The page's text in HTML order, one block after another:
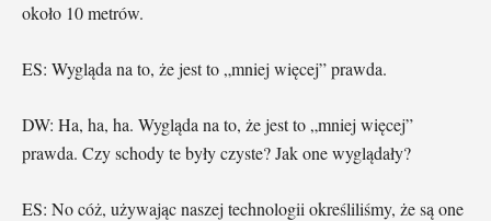
około 10 metrów.
ES: Wygląda na to, że jest to „mniej więcej” prawda.
DW: Ha, ha, ha. Wygląda na to, że jest to „mniej więcej”
prawda. Czy schody te były czyste? Jak one wyglądały?
ES: No cóż, używając naszej technologii określiliśmy, że są one